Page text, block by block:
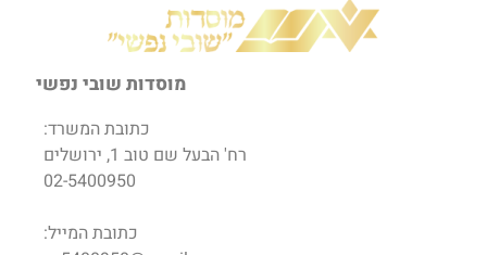
מוסדות שובי נפשי
כתובת המשרד:
רח' הבעל שם טוב 1, ירושלים
02-5400950
כתובת המייל: